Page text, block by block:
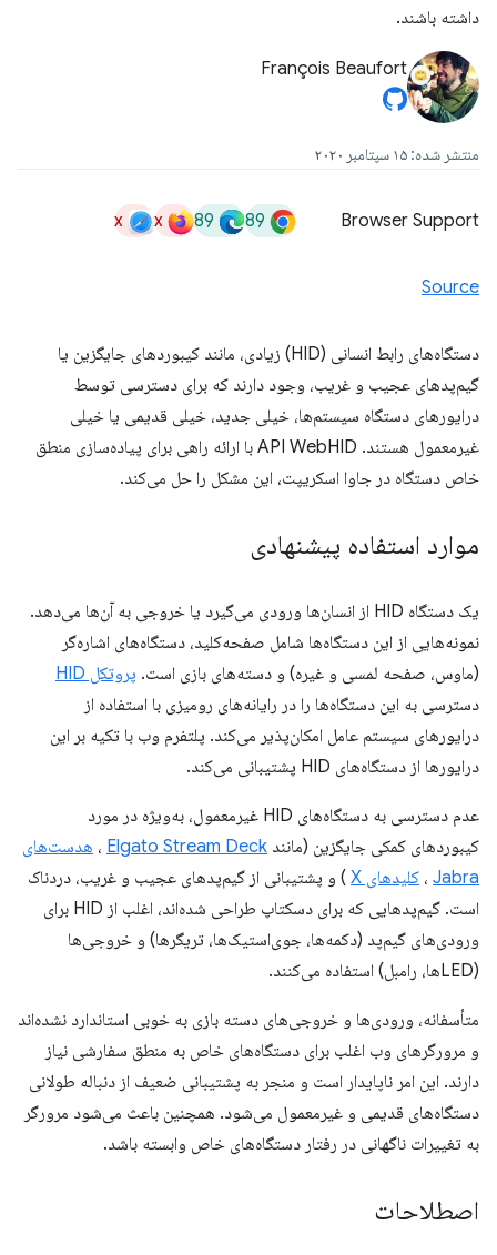
داشته باشند.
François Beaufort
منتشر شده: ۱۵ سپتامبر ۲۰۲۰
Browser Support
89
89
x
x
Source
دستگاه‌های رابط انسانی (HID) زیادی، مانند کیبوردهای جایگزین یا
گیم‌پدهای عجیب و غریب، وجود دارند که برای دسترسی توسط
درایورهای دستگاه سیستم‌ها، خیلی جدید، خیلی قدیمی یا خیلی
غیرمعمول هستند. API WebHID با ارائه راهی برای پیاده‌سازی منطق
خاص دستگاه در جاوا اسکریپت، این مشکل را حل می‌کند.
موارد استفاده پیشنهادی
یک دستگاه HID از انسان‌ها ورودی می‌گیرد یا خروجی به آن‌ها می‌دهد.
نمونه‌هایی از این دستگاه‌ها شامل صفحه‌کلید، دستگاه‌های اشاره‌گر
(ماوس، صفحه لمسی و غیره) و دسته‌های بازی است. پروتکل HID
دسترسی به این دستگاه‌ها را در رایانه‌های رومیزی با استفاده از
درایورهای سیستم عامل امکان‌پذیر می‌کند. پلتفرم وب با تکیه بر این
درایورها از دستگاه‌های HID پشتیبانی می‌کند.
عدم دسترسی به دستگاه‌های HID غیرمعمول، به‌ویژه در مورد
کیبوردهای کمکی جایگزین (مانند Elgato Stream Deck ، هدست‌های
Jabra ، کلیدهای X
) و پشتیبانی از گیم‌پدهای عجیب و غریب، دردناک
است. گیم‌پدهایی که برای دسکتاپ طراحی شده‌اند، اغلب از HID برای
ورودی‌های گیم‌پد (دکمه‌ها، جوی‌استیک‌ها، تریگرها) و خروجی‌ها
(LEDها، رامبل) استفاده می‌کنند.
متأسفانه، ورودی‌ها و خروجی‌های دسته بازی به خوبی استاندارد نشده‌اند
و مرورگرهای وب اغلب برای دستگاه‌های خاص به منطق سفارشی نیاز
دارند. این امر ناپایدار است و منجر به پشتیبانی ضعیف از دنباله طولانی
دستگاه‌های قدیمی و غیرمعمول می‌شود. همچنین باعث می‌شود مرورگر
به تغییرات ناگهانی در رفتار دستگاه‌های خاص وابسته باشد.
اصطلاحات